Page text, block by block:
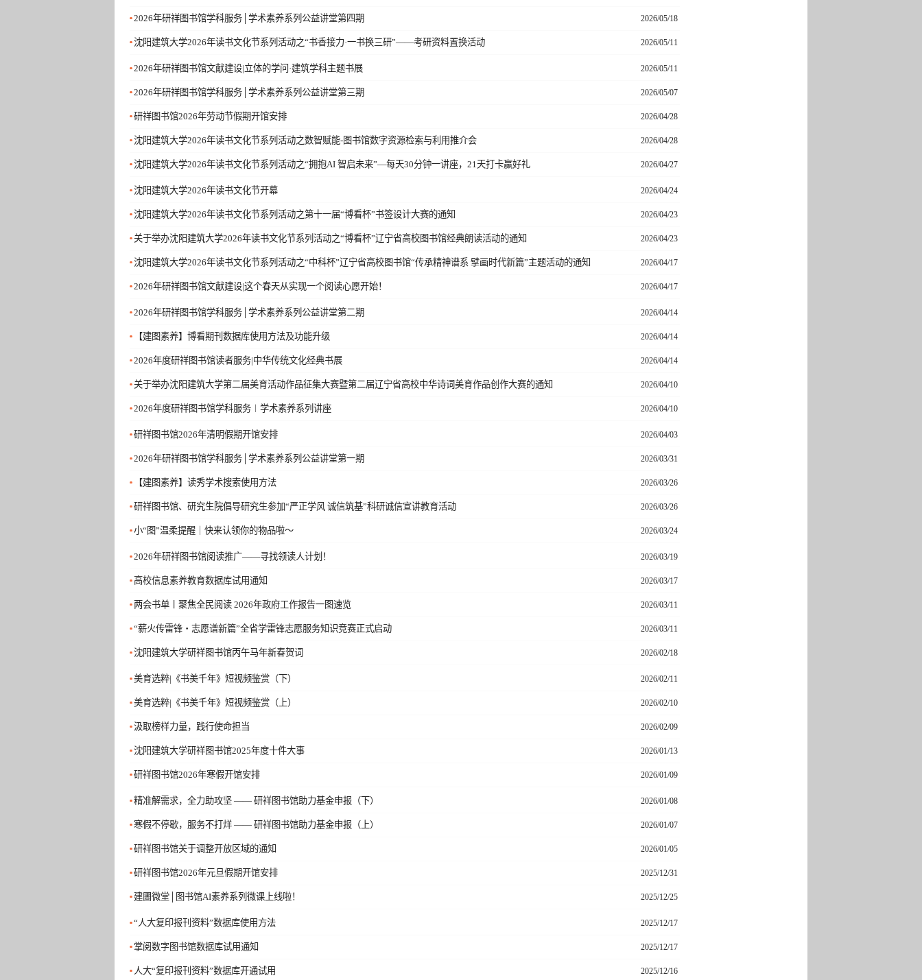
2026年研祥图书馆学科服务│学术素养系列公益讲堂第四期 2026/05/18
沈阳建筑大学2026年读书文化节系列活动之“书香接力·一书换三研”——考研资料置换活动 2026/05/11
2026年研祥图书馆文献建设|立体的学问·建筑学科主题书展 2026/05/11
2026年研祥图书馆学科服务│学术素养系列公益讲堂第三期 2026/05/07
研祥图书馆2026年劳动节假期开馆安排 2026/04/28
沈阳建筑大学2026年读书文化节系列活动之数智赋能-图书馆数字资源检索与利用推介会 2026/04/28
沈阳建筑大学2026年读书文化节系列活动之“拥抱AI 智启未来”—每天30分钟一讲座，21天打卡赢好礼 2026/04/27
沈阳建筑大学2026年读书文化节开幕 2026/04/24
沈阳建筑大学2026年读书文化节系列活动之第十一届“博看杯”书签设计大赛的通知 2026/04/23
关于举办沈阳建筑大学2026年读书文化节系列活动之“博看杯”辽宁省高校图书馆经典朗读活动的通知 2026/04/23
沈阳建筑大学2026年读书文化节系列活动之“中科杯”辽宁省高校图书馆“传承精神谱系 擘画时代新篇”主题活动的通知 2026/04/17
2026年研祥图书馆文献建设|这个春天从实现一个阅读心愿开始！ 2026/04/17
2026年研祥图书馆学科服务│学术素养系列公益讲堂第二期 2026/04/14
【建图素养】博看期刊数据库使用方法及功能升级 2026/04/14
2026年度研祥图书馆读者服务|中华传统文化经典书展 2026/04/14
关于举办沈阳建筑大学第二届美育活动作品征集大赛暨第二届辽宁省高校中华诗词美育作品创作大赛的通知 2026/04/10
2026年度研祥图书馆学科服务︱学术素养系列讲座 2026/04/10
研祥图书馆2026年清明假期开馆安排 2026/04/03
2026年研祥图书馆学科服务│学术素养系列公益讲堂第一期 2026/03/31
【建图素养】读秀学术搜索使用方法 2026/03/26
研祥图书馆、研究生院倡导研究生参加“严正学风 诚信筑基”科研诚信宣讲教育活动 2026/03/26
小“图”温柔提醒｜快来认领你的物品啦～ 2026/03/24
2026年研祥图书馆阅读推广——寻找领读人计划！ 2026/03/19
高校信息素养教育数据库试用通知 2026/03/17
两会书单丨聚焦全民阅读 2026年政府工作报告一图速览 2026/03/11
“薪火传雷锋・志愿谱新篇”全省学雷锋志愿服务知识竞赛正式启动 2026/03/11
沈阳建筑大学研祥图书馆丙午马年新春贺词 2026/02/18
美育选粹|《书美千年》短视频鉴赏（下） 2026/02/11
美育选粹|《书美千年》短视频鉴赏（上） 2026/02/10
汲取榜样力量，践行使命担当 2026/02/09
沈阳建筑大学研祥图书馆2025年度十件大事 2026/01/13
研祥图书馆2026年寒假开馆安排 2026/01/09
精准解需求，全力助攻坚 —— 研祥图书馆助力基金申报（下） 2026/01/08
寒假不停歇，服务不打烊 —— 研祥图书馆助力基金申报（上） 2026/01/07
研祥图书馆关于调整开放区域的通知 2026/01/05
研祥图书馆2026年元旦假期开馆安排 2025/12/31
建圕微堂│图书馆AI素养系列微课上线啦！ 2025/12/25
“人大复印报刊资料”数据库使用方法 2025/12/17
掌阅数字图书馆数据库试用通知 2025/12/17
人大“复印报刊资料”数据库开通试用 2025/12/16